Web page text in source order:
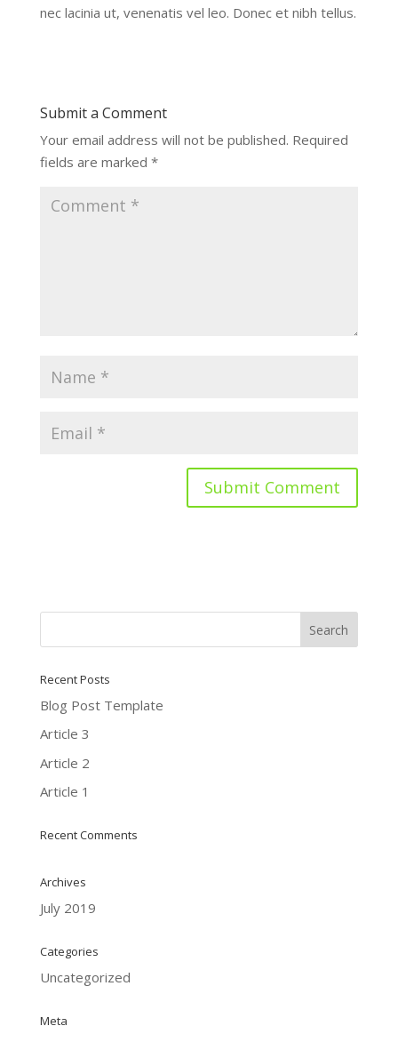
nec lacinia ut, venenatis vel leo. Donec et nibh tellus.
Submit a Comment
Your email address will not be published. Required
fields are marked *
Recent Posts
Blog Post Template
Article 3
Article 2
Article 1
Recent Comments
Archives
July 2019
Categories
Uncategorized
Meta